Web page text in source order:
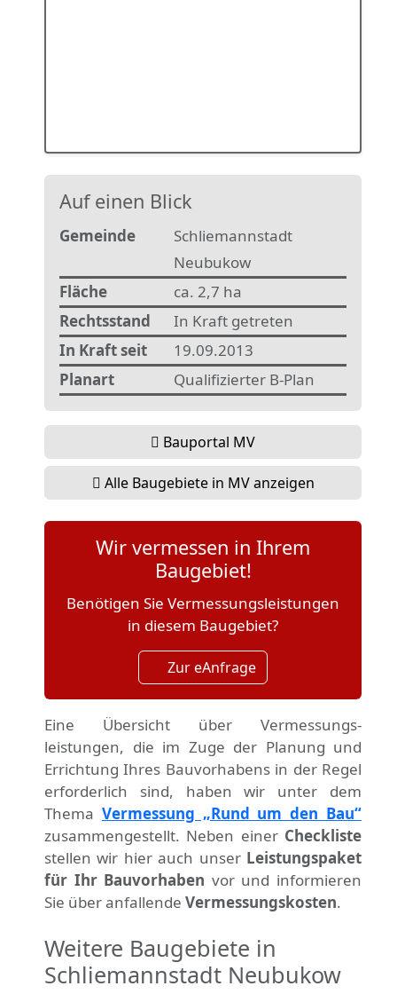
Auf einen Blick
Gemeinde
Schliemannstadt
Neubukow
Fläche
ca. 2,7 ha
Rechtsstand
In Kraft getreten
In Kraft seit
19.09.2013
Planart
Qualifizierter B-Plan
Bauportal MV
Alle Baugebiete in MV anzeigen
Wir vermessen in Ihrem
Baugebiet!
Benötigen Sie Vermessungsleistungen
in diesem Baugebiet?
Zur eAnfrage
Eine Übersicht über Vermessungs­
leistungen, die im Zuge der Planung und
Errichtung Ihres Bauvorhabens in der Regel
erforderlich sind, haben wir unter dem
Thema Vermessung „Rund um den Bau“
zusammengestellt. Neben einer Checkliste
stellen wir hier auch unser Leistungspaket
für Ihr Bauvorhaben vor und informieren
Sie über anfallende Vermessungskosten.
Weitere Baugebiete in
Schliemannstadt Neubukow